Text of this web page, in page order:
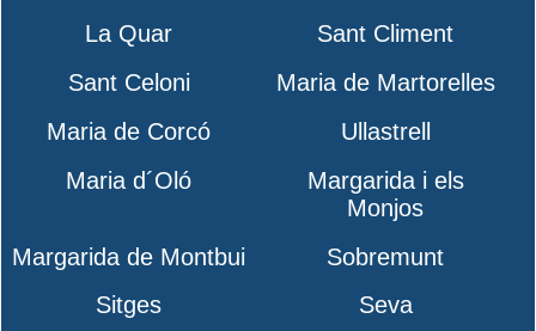
La Quar
Sant Climent
Sant Celoni
Maria de Martorelles
Maria de Corcó
Ullastrell
Maria d´Oló
Margarida i els
Monjos
Margarida de Montbui
Sobremunt
Sitges
Seva